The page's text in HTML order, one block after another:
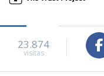
23.874
visitas